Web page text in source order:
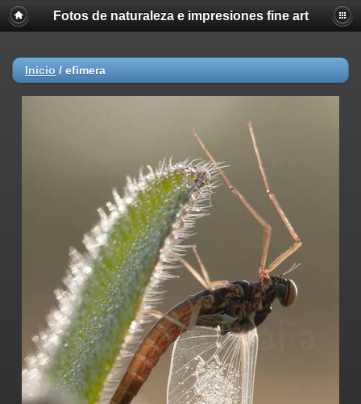
Fotos de naturaleza e impresiones fine art
Inicio / efimera